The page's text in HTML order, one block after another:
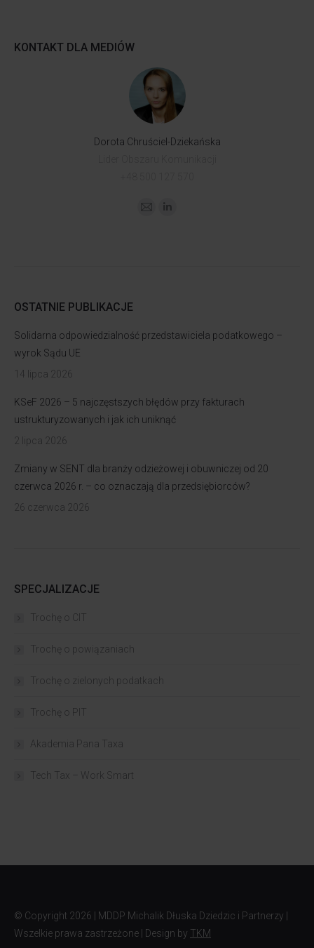
KONTAKT DLA MEDIÓW
Dorota Chruściel-Dziekańska
OSTATNIE PUBLIKACJE
Solidarna odpowiedzialność przedstawiciela podatkowego –
wyrok Sądu UE
14 lipca 2026
KSeF 2026 – 5 najczęstszych błędów przy fakturach
ustrukturyzowanych i jak ich uniknąć
2 lipca 2026
Zmiany w SENT dla branży odzieżowej i obuwniczej od 20
czerwca 2026 r. – co oznaczają dla przedsiębiorców?
26 czerwca 2026
SPECJALIZACJE
Trochę o CIT
Trochę o powiązaniach​
Trochę o zielonych podatkach
Trochę o PIT
Akademia Pana Taxa
Tech Tax – Work Smart
© Copyright 2026 | MDDP Michalik Dłuska Dziedzic i Partnerzy |
Wszelkie prawa zastrzeżone | Design by TKM